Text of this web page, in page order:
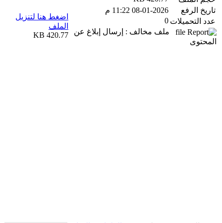
تاريخ الرفع
08-01-2026 11:22 م
عدد التحميلات 0
ملف مخالف : إرسال إبلاغ عن
المحتوى
اضغط هنا لتنزيل
الملف
420.77 KB